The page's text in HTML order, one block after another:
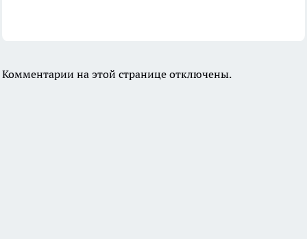
Комментарии на этой странице отключены.